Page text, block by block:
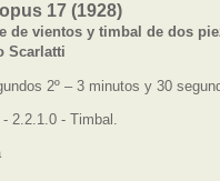
17 (1928)
de vientos y timbal de dos
Scarlatti
2º – 3 minutos y 30
2.2.1.0 - Timbal.